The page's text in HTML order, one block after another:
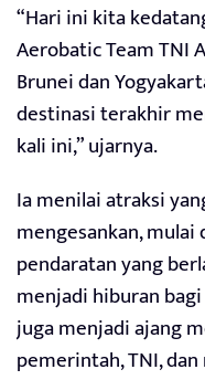
“Hari ini kita
Aerobatic Team TNI
Brunei dan
destinasi terakhir
kali ini,” ujarnya.
Ia menilai atraksi
mengesankan, mulai
pendaratan yang
menjadi hiburan
juga menjadi ajang
pemerintah, TNI,